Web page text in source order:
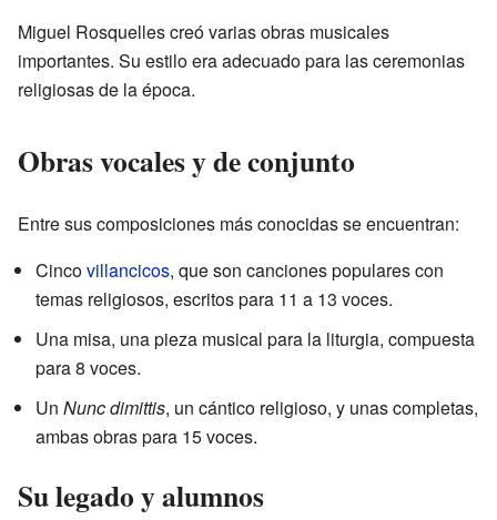
Miguel Rosquelles creó varias obras musicales
importantes. Su estilo era adecuado para las ceremonias
religiosas de la época.
Obras vocales y de conjunto
Entre sus composiciones más conocidas se encuentran:
Cincovillancicos, que son canciones populares con
temas religiosos, escritos para 11 a 13 voces.
Una misa, una pieza musical para la liturgia, compuesta
para 8 voces.
Un Nunc dimittis, un cántico religioso, y unas completas,
ambas obras para 15 voces.
Su legado y alumnos